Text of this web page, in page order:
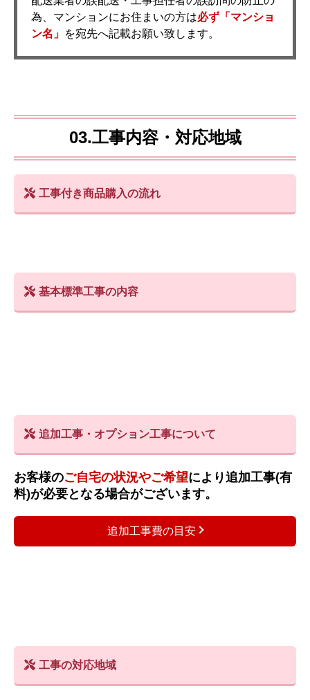
為、マンションにお住まいの方は必ず「マンショ
ン名」 を宛先へ記載お願い致します。
03.工事内容・対応地域
工事付き商品購入の流れ
基本標準工事の内容
追加工事・オプション工事について
お客様のご自宅の状況やご希望により追加工事(有
料)が必要となる場合がございます。
追加工事費の目安
工事の対応地域